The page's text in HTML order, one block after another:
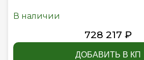
В наличии
728 217 ₽
ДОБАВИТЬ В КП